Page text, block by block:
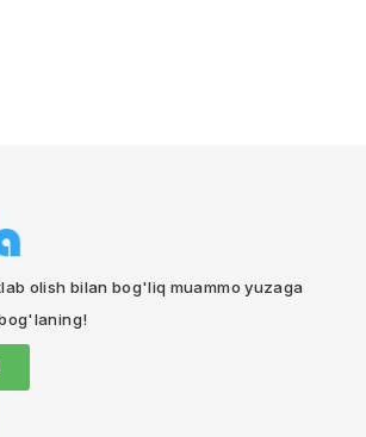
olish bilan bog'liq muammo yuzaga